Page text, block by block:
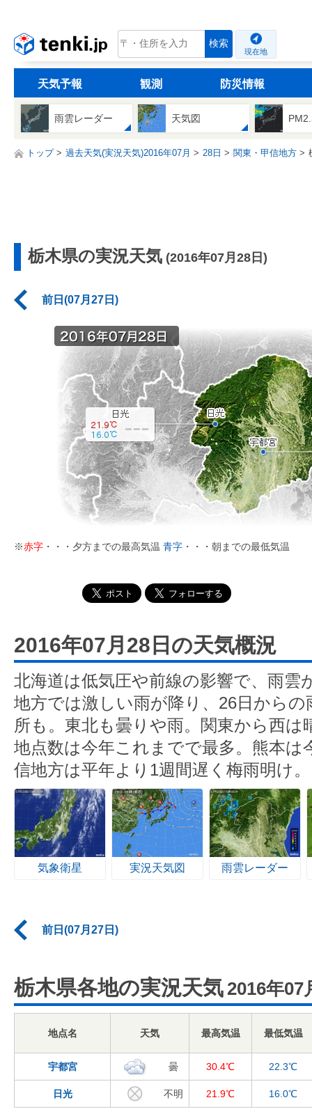
tenki.jp 検索
現在地
天気予報 観測 防災情報
雨雲レーダー 天気図
トップ 過去天気(実況天気)2016年07月 28日 関東・甲信地方
栃木県の実況天気 (2016年07月28日)
前日(07月27日)
※赤字 ・・・夕方までの最高気温 青字 ・・・朝までの最低気温
2016年07月28日の天気概況
北海道は低気圧や前線の影響で、雨雲
地方では激しい雨が降り、26日から
所も。東北も曇りや雨。関東から西は
地点数は今年これまでで最多。熊本は
信地方は平年より1週間遅く梅雨明け。
気象衛星 実況天気図 雨雲レーダー
前日(07月27日)
栃木県各地の実況天気 2016年07
地点名 天気 最高気温 最低気温
宇都宮 曇 30.4℃ 22.3℃
日光 不明 21.9℃ 16.0℃